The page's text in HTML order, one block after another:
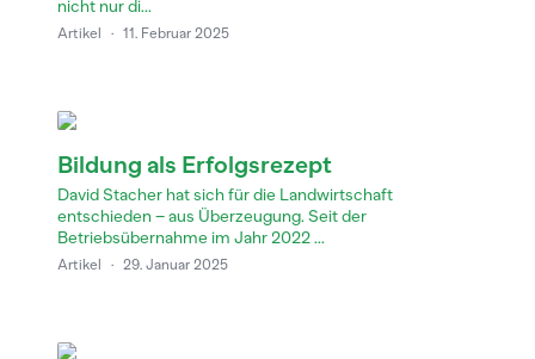
nicht nur di...
Artikel · 11. Februar 2025
Bildung als Erfolgsrezept
David Stacher hat sich für die Landwirtschaft
entschieden – aus Überzeugung. Seit der
Betriebsübernahme im Jahr 2022 ...
Artikel · 29. Januar 2025